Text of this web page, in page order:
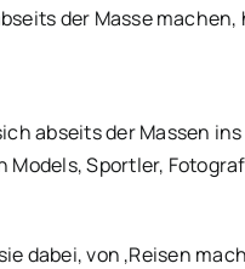
der Masse machen,
abseits der Massen
Sportler,
dabei, von ‚Reisen